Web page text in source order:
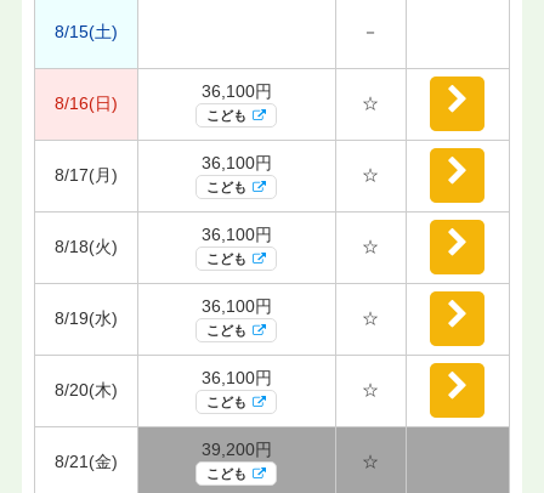
8/15(土) －
8/16(日)
36,100円
こども
☆
8/17(月)
36,100円
こども
☆
8/18(火)
36,100円
こども
☆
8/19(水)
36,100円
こども
☆
8/20(木)
36,100円
こども
☆
8/21(金)
39,200円
こども
☆